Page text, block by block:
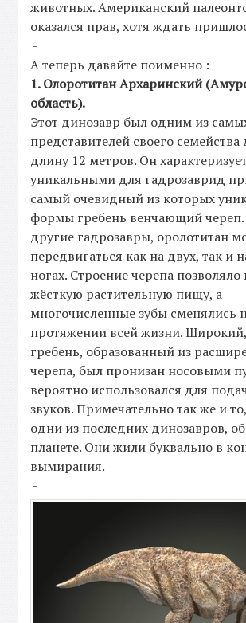
животных. Американский
оказался прав, хотя ждать
-
А теперь давайте поименно :
1. Олоротитан Архаринский
область).
Этот динозавр был одним из
представителей своего семейства
длину 12 метров. Он
уникальными для гадрозаврид
самый очевидный из которых
формы гребень венчающий
другие гадрозавры, оролотитан
передвигаться как на двух, так и
ногах. Строение черепа позволяло
жёсткую растительную пищу, а
многочисленные зубы сменялись
протяжении всей жизни.
гребень, образованный из
черепа, был пронизан носовыми
вероятно использовался для
звуков. Примечательно так же и
одни из последних динозавров,
планете. Они жили буквально в
вымирания.
-